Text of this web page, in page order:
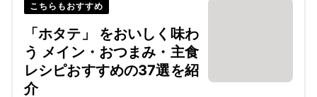
こちらもおすすめ
「ホタテ」 をおいしく味わ
う メイン・おつまみ・主食
レシピおすすめの37選を紹
介